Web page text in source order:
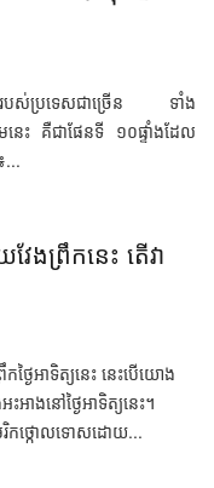
រ​របស់​ប្រទេស​ជា​ច្រើន​ ទាំង​
េះ​ គឺ​ជា​ផែន​ទី​ ១០​ផ្ទាំង​ដែល​
...
ែង​ព្រឹក​នេះ​​ តើ​​វា​
ងៃ​អាទិត្យ​នេះ​​ នេះ​បើ​យោង​
អាង​​នៅ​ថ្ងៃ​អាទិត្យ​នេះ។
េរិក​ថ្កោល​​ទោស​​ដោយ​...